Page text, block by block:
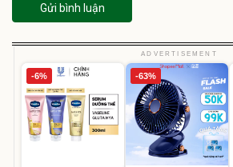
Gửi bình luận
ADVERTISEMENT
-6% -63%